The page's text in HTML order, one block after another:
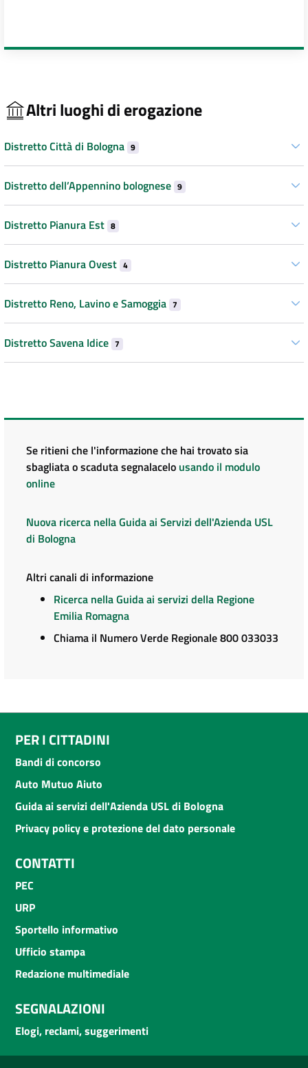
Altri luoghi di erogazione
Distretto Città di Bologna 9
Distretto dell’Appennino bolognese 9
Distretto Pianura Est 8
Distretto Pianura Ovest 4
Distretto Reno, Lavino e Samoggia 7
Distretto Savena Idice 7
Se ritieni che l'informazione che hai trovato sia
sbagliata o scaduta segnalacelo usando il modulo
online
Nuova ricerca nella Guida ai Servizi dell'Azienda USL
di Bologna
Altri canali di informazione
Ricerca nella Guida ai servizi della Regione
Emilia Romagna
Chiama il Numero Verde Regionale 800 033033
PER I CITTADINI
Bandi di concorso
Auto Mutuo Aiuto
Guida ai servizi dell'Azienda USL di Bologna
Privacy policy e protezione del dato personale
CONTATTI
PEC
URP
Sportello informativo
Ufficio stampa
Redazione multimediale
SEGNALAZIONI
Elogi, reclami, suggerimenti